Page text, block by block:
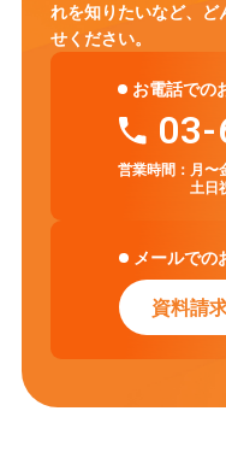
れを知りたいなど、
ど
せください。
お電話での
03-
営業時間： 月
土日
メールでの
資料請